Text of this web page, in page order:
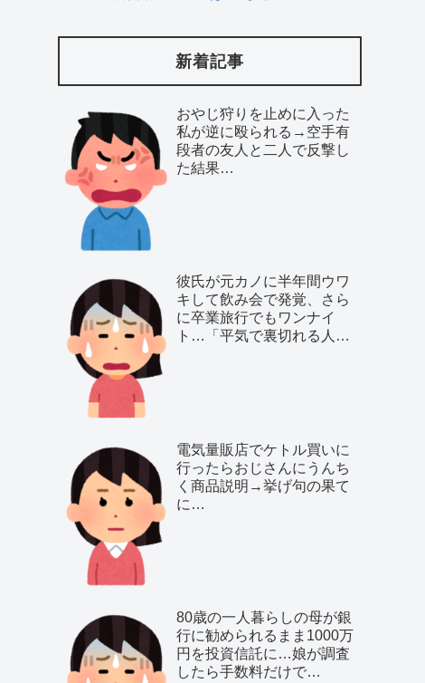
新着記事
おやじ狩りを止めに入った
私が逆に殴られる→空手有
段者の友人と二人で反撃し
た結果…
彼氏が元カノに半年間ウワ
キして飲み会で発覚、さら
に卒業旅行でもワンナイ
ト…「平気で裏切れる人種
電気量販店でケトル買いに
行ったらおじさんにうんち
く商品説明→挙げ句の果て
に…
80歳の一人暮らしの母が銀
行に勧められるまま1000万
円を投資信託に…娘が調査
したら手数料だけで…